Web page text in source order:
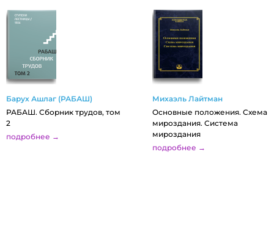
Барух Ашлаг (РАБАШ)
РАБАШ. Сборник трудов, том
2
подробнее →
Михаэль Лайтман
Основные положения. Схема
мироздания. Система
мироздания
подробнее →